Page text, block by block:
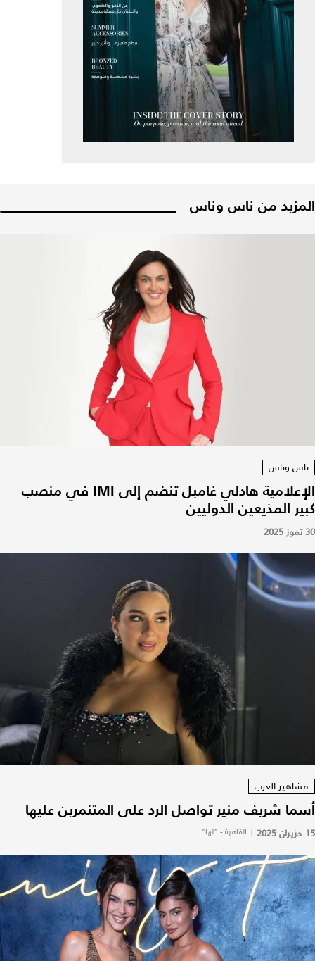
المزيد من ناس وناس
ناس وناس
الإعلامية هادلي غامبل تنضم إلى IMI في منصب
كبير المذيعين الدوليين
30 تموز 2025
مشاهير العرب
أسما شريف منير تواصل الرد على المتنمرين عليها
15 حزيران 2025 | القاهرة - "لها"